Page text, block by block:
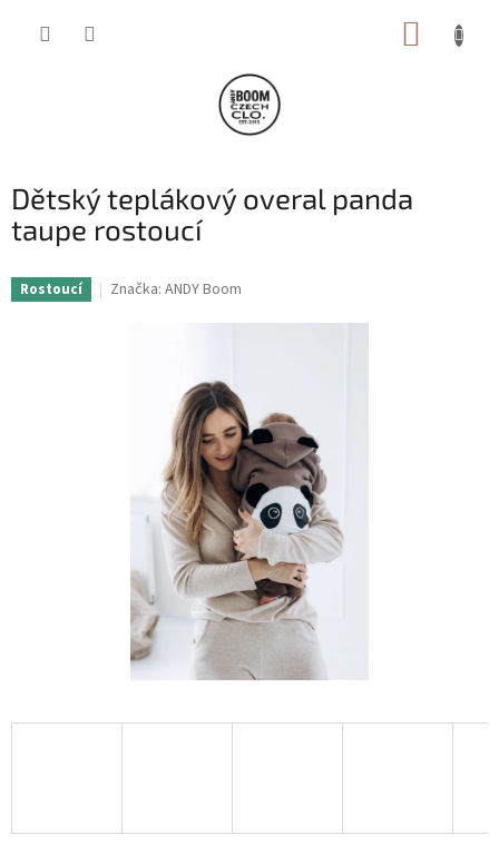
Dětský teplákový overal panda
taupe rostoucí
Rostoucí Značka: ANDY Boom